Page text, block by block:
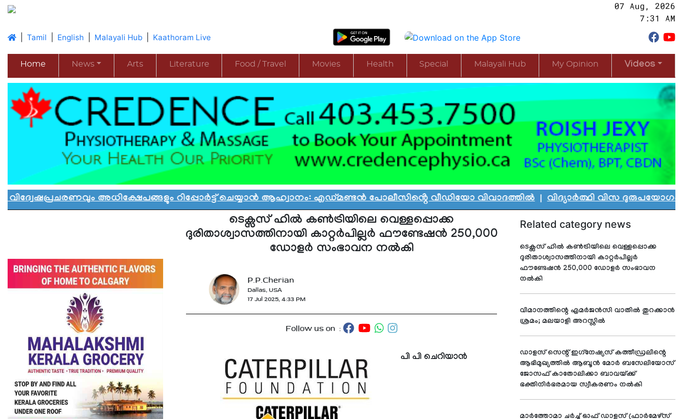
07 Aug, 2026
7:31 AM
|Tamil English Malayali Hub Kaathoram Live
Home News Arts Literature Food / Travel Movies Health Special Malayali Hub My Opinion Videos
അധിക്ഷേപങ്ങളും റിപ്പോർട്ട് ചെയ്യാൻ ആഹ്വാനം: എഡ്മണ്ടൻ പോലീസിൻ്റെ വീഡിയോ വിവാദത്തിൽ|വിദ്യാർത്ഥി വിസ ദുരുപയോഗം ചെയ്ത്
ടെക്സസ് ഹിൽ കൺട്രിയിലെ വെള്ളപ്പൊക്ക
ദുരിതാശ്വാസത്തിനായി കാറ്റർപില്ലർ ഫൗണ്ടേഷൻ 250,000
ഡോളർ സംഭാവന നൽകി
P.P.Cherian
Dallas, USA
17 Jul 2025, 4:33 PM
Follow us on :
പി പി ചെറിയാൻ
Related category news
ടെക്സസ് ഹിൽ കൺട്രിയിലെ വെള്ളപ്പൊക്ക
ദുരിതാശ്വാസത്തിനായി കാറ്റർപില്ലർ
ഫൗണ്ടേഷൻ 250,000 ഡോളർ സംഭാവന
നൽകി
വിമാനത്തിന്റെ എമര്‍ജന്‍സി വാതില്‍ തുറക്കാന്‍
ശ്രമം; മലയാളി അറസ്റ്റില്‍
ഡാളസ് സെന്റ് ഇഗ്‌നേഷ്യസ് കത്തീഡ്രലിന്റെ
ആഭിമുഖ്യത്തില്‍ ആബൂന്‍ മോര്‍ ബസേലിയോസ്
ജോസഫ് കാതോലിക്കാ ബാവയ്ക്ക്
ഭക്തിനിര്‍ഭരമായ സ്വീകരണം നല്‍കി
മാര്‍ത്തോമാ ചര്‍ച്ച് ഓഫ് ഡാളസ് (ഫാര്‍മേഴ്സ്